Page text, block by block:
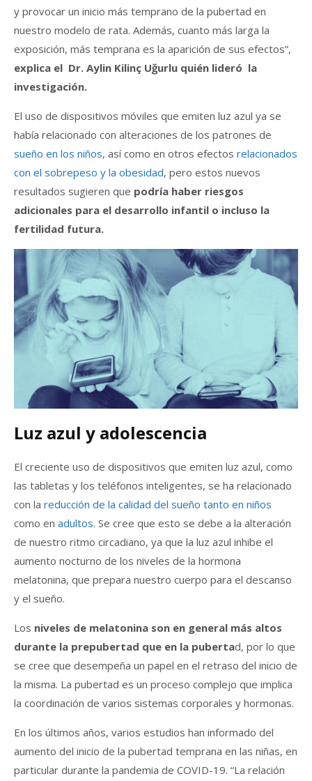
y provocar un inicio más temprano de la pubertad en
nuestro modelo de rata. Además, cuanto más larga la
exposición, más temprana es la aparición de sus efectos”,
explica el Dr. Aylin Kilinç Uğurlu quién lideró la
investigación.
El uso de dispositivos móviles que emiten luz azul ya se
había relacionado con alteraciones de los patrones de
sueño en los niños, así como en otros efectos relacionados
con el sobrepeso y la obesidad, pero estos nuevos
resultados sugieren que podría haber riesgos
adicionales para el desarrollo infantil o incluso la
fertilidad futura.
Luz azul y adolescencia
El creciente uso de dispositivos que emiten luz azul, como
las tabletas y los teléfonos inteligentes, se ha relacionado
con la reducción de la calidad del sueño tanto en niños
como en adultos. Se cree que esto se debe a la alteración
de nuestro ritmo circadiano, ya que la luz azul inhibe el
aumento nocturno de los niveles de la hormona
melatonina, que prepara nuestro cuerpo para el descanso
y el sueño.
Los niveles de melatonina son en general más altos
durante la prepubertad que en la pubertad, por lo que
se cree que desempeña un papel en el retraso del inicio de
la misma. La pubertad es un proceso complejo que implica
la coordinación de varios sistemas corporales y hormonas.
En los últimos años, varios estudios han informado del
aumento del inicio de la pubertad temprana en las niñas, en
particular durante la pandemia de COVID-19. “La relación